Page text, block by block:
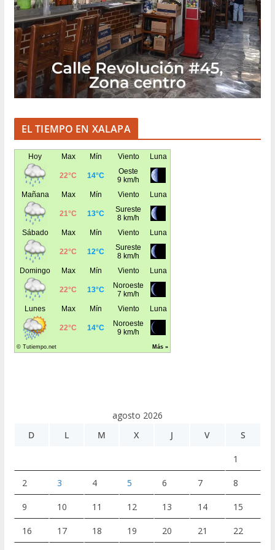
EL TIEMPO EN XALAPA
agosto 2026
D
L M X J V S
1
2 3 4 5 6 7 8
9 10 11 12 13 14 15
16 17 18 19 20 21 22